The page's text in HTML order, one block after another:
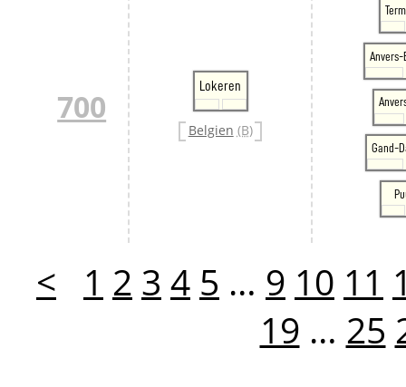
700
Lokeren
Belgien (B)
Gand-
< 1 2 3 4 5 … 9 10 11
19 … 25